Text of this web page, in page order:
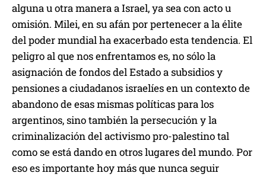
alguna u otra manera a Israel, ya sea con acto u
omisión. Milei, en su afán por pertenecer a la élite
del poder mundial ha exacerbado esta tendencia. El
peligro al que nos enfrentamos es, no sólo la
asignación de fondos del Estado a subsidios y
pensiones a ciudadanos israelíes en un contexto de
abandono de esas mismas políticas para los
argentinos, sino también la persecución y la
criminalización del activismo pro-palestino tal
como se está dando en otros lugares del mundo. Por
eso es importante hoy más que nunca seguir